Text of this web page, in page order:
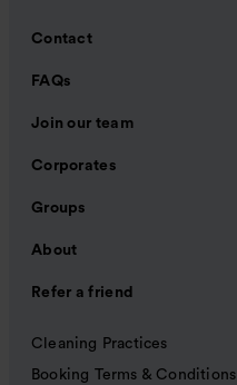
Contact
FAQs
Join our team
Corporates
Groups
About
Refer a friend
Cleaning Practices
Booking Terms & Conditions